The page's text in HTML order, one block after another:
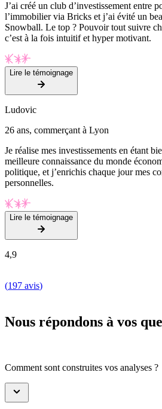
J’ai créé un club d’investissement entre
l’immobilier via Bricks et j’ai évité un
Snowball. Le top ? Pouvoir tout suivre
c’est à la fois intuitif et hyper motivant.
Lire le témoignage
Ludovic
26 ans, commerçant à Lyon
Je réalise mes investissements en étant
meilleure connaissance du monde
politique, et j’enrichis chaque jour mes
personnelles.
Lire le témoignage
4,9
(197 avis)
Nous répondons à vos
Comment sont construites vos analyses ?